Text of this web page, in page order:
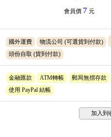
會員價 7 元
國外運費 物流公司 (可選貨到付款)
頭份自取 (貨到付款)
金融匯款 ATM轉帳 郵局無摺存款
使用 PayPal 結帳
加入到